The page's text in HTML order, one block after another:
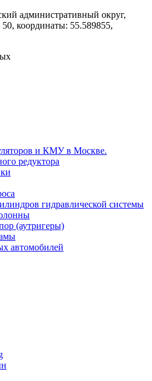
административный округ,
50, координаты: 55.589855,
и КМУ в Москве.
редуктора
гидравлической системы
(аутригеры)
автомобилей